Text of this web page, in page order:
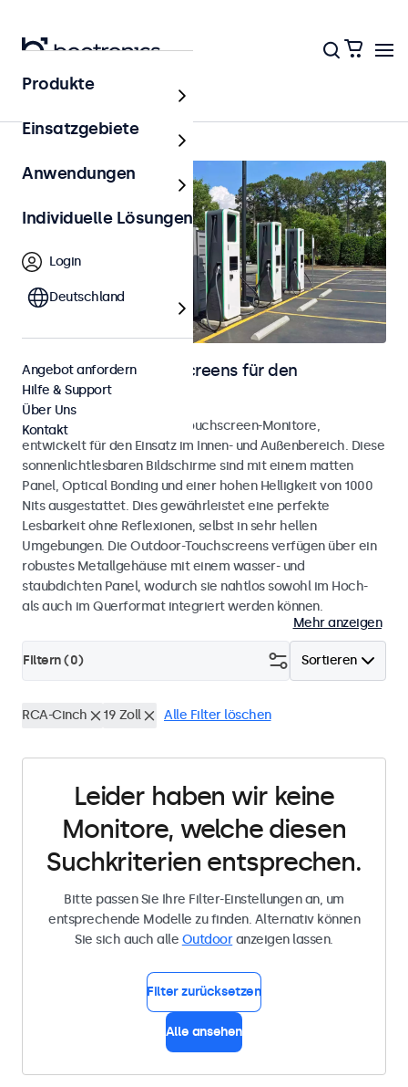
Startseite
Monitore und Touchscreens für den
Außenbereich
Wetterfeste Monitore und Touchscreen-Monitore,
entwickelt für den Einsatz im Innen- und Außenbereich. Diese
sonnenlichtlesbaren Bildschirme sind mit einem matten
Panel, Optical Bonding und einer hohen Helligkeit von 1000
Nits ausgestattet. Dies gewährleistet eine perfekte
Lesbarkeit ohne Reflexionen, selbst in sehr hellen
Umgebungen. Die Outdoor-Touchscreens verfügen über ein
robustes Metallgehäuse mit einem wasser- und
staubdichten Panel, wodurch sie nahtlos sowohl im Hoch-
als auch im Querformat integriert werden können.
Mehr anzeigen
Sortieren
Filtern (0)
RCA-Cinch 19 Zoll Alle Filter löschen
Leider haben wir keine
Monitore, welche diesen
Suchkriterien entsprechen.
Bitte passen Sie Ihre Filter-Einstellungen an, um
entsprechende Modelle zu finden. Alternativ können
Sie sich auch alle Outdooranzeigen lassen.
Filter zurücksetzen
Alle ansehen
Produkte
Einsatzgebiete
Anwendungen
Individuelle Lösungen
Login
Deutschland
Angebot anfordern
Hilfe & Support
Über Uns
Kontakt